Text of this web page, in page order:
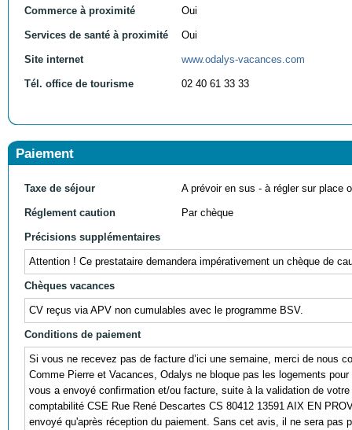
Commerce à proximité Oui
Services de santé à proximité Oui
Site internet www.odalys-vacances.com
Tél. office de tourisme 02 40 61 33 33
Paiement
Taxe de séjour A prévoir en sus - à régler sur place
Réglement caution Par chèque
Précisions supplémentaires
Attention ! Ce prestataire demandera impérativement un chèque de
Chèques vacances
CV reçus via APV non cumulables avec le programme BSV.
Conditions de paiement
Si vous ne recevez pas de facture d’ici une semaine, merci de nous
Comme Pierre et Vacances, Odalys ne bloque pas les logements
vous a envoyé confirmation et/ou facture, suite à la validation de
comptabilité CSE Rue René Descartes CS 80412 13591 AIX EN
envoyé qu'après réception du paiement. Sans cet avis, il ne sera pas